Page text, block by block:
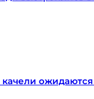
ожидаются